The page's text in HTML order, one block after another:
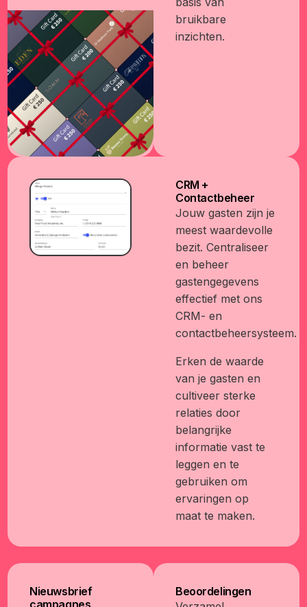
bruikbare
inzichten.
CRM +
Contactbeheer
Jouw gasten zijn je
meest waardevolle
bezit. Centraliseer
en beheer
gastengegevens
effectief met ons
CRM- en
contactbeheersysteem.
Erken de waarde
van je gasten en
cultiveer sterke
relaties door
belangrijke
informatie vast te
leggen en te
gebruiken om
ervaringen op
maat te maken.
Beoordelingen
Nieuwsbrief
campagnes